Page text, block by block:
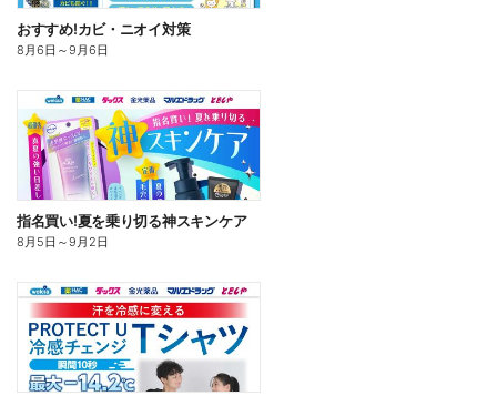
おすすめ!カビ・ニオイ対策
8月6日 ～9月6日
指名買い!夏を乗り切る神スキンケア
8月5日 ～9月2日